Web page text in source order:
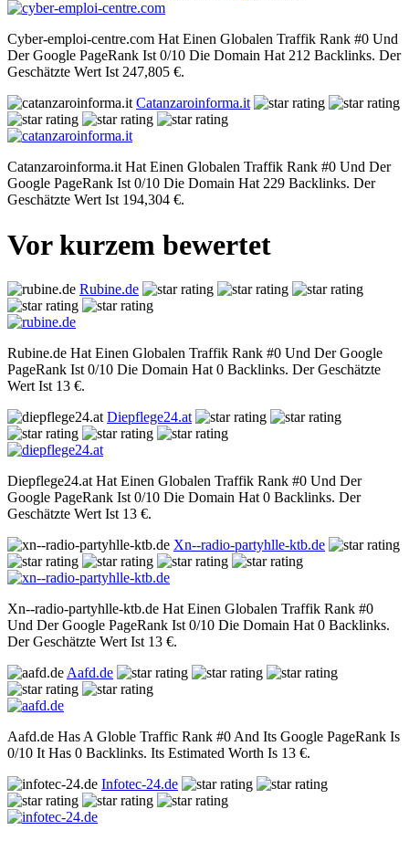
Cyber-emploi-centre.com Hat Einen Globalen Traffik Rank #0 Und
Der Google PageRank Ist 0/10 Die Domain Hat 212 Backlinks. Der
Geschätzte Wert Ist 247,805 €.
Catanzaroinforma.it
Catanzaroinforma.it Hat Einen Globalen Traffik Rank #0 Und Der
Google PageRank Ist 0/10 Die Domain Hat 229 Backlinks. Der
Geschätzte Wert Ist 194,304 €.
Vor kurzem bewertet
Rubine.de
Rubine.de Hat Einen Globalen Traffik Rank #0 Und Der Google
PageRank Ist 0/10 Die Domain Hat 0 Backlinks. Der Geschätzte
Wert Ist 13 €.
Diepflege24.at
Diepflege24.at Hat Einen Globalen Traffik Rank #0 Und Der
Google PageRank Ist 0/10 Die Domain Hat 0 Backlinks. Der
Geschätzte Wert Ist 13 €.
Xn--radio-partyhlle-ktb.de
Xn--radio-partyhlle-ktb.de Hat Einen Globalen Traffik Rank #0
Und Der Google PageRank Ist 0/10 Die Domain Hat 0 Backlinks.
Der Geschätzte Wert Ist 13 €.
Aafd.de
Aafd.de Has A Globle Traffic Rank #0 And Its Google PageRank Is
0/10 It Has 0 Backlinks. Its Estimated Worth Is 13 €.
Infotec-24.de